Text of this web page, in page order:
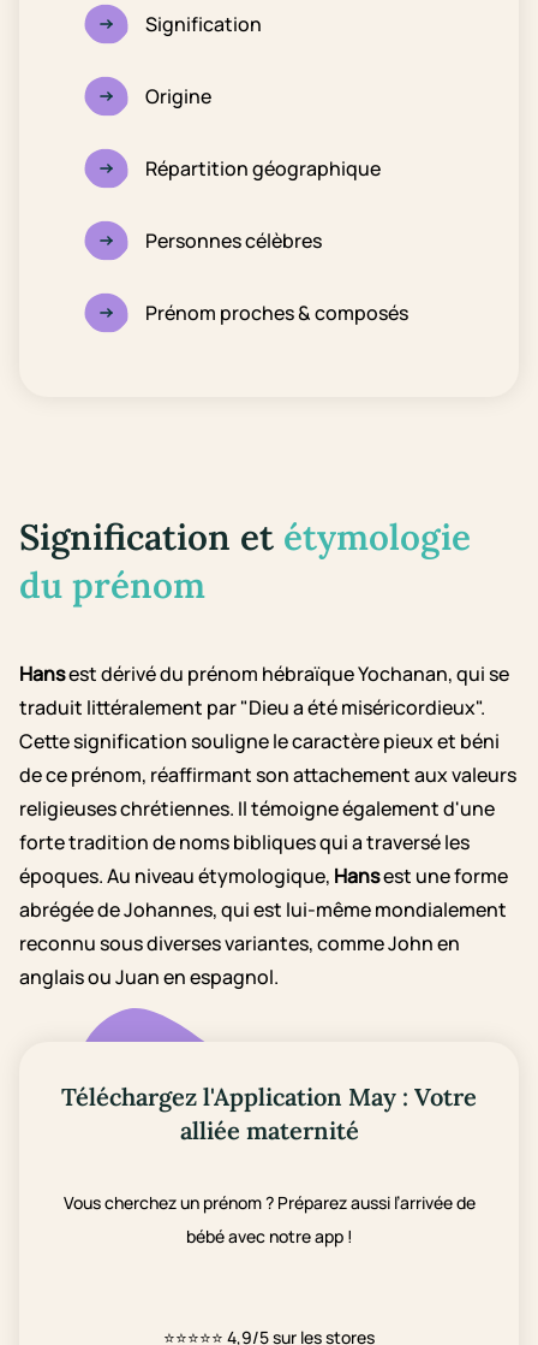
Signification
Origine
Répartition géographique
Personnes célèbres
Prénom proches & composés
Signification et étymologie
du prénom
Hansest dérivé du prénom hébraïque Yochanan, qui se
traduit littéralement par "Dieu a été miséricordieux".
Cette signification souligne le caractère pieux et béni
de ce prénom, réaffirmant son attachement aux valeurs
religieuses chrétiennes. Il témoigne également d'une
forte tradition de noms bibliques qui a traversé les
époques. Au niveau étymologique, Hansest une forme
abrégée de Johannes, qui est lui-même mondialement
reconnu sous diverses variantes, comme John en
anglais ou Juan en espagnol.
Téléchargez l'Application May : Votre
alliée maternité
Vous cherchez un prénom ? Préparez aussi l’arrivée de
bébé avec notre app !
⭐⭐⭐⭐⭐ 4,9/5 sur les stores